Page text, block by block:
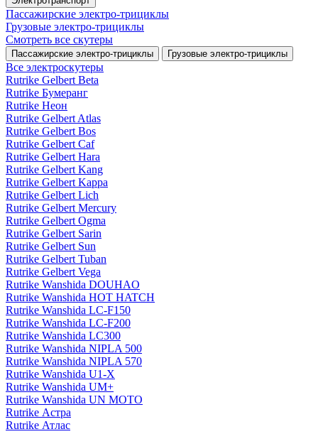
Пассажирские электро‑трициклы
Грузовые электро‑трициклы
Смотреть все скутеры
Пассажирские электро‑трициклы Грузовые электро‑трициклы
Все электро­скутеры
Rutrike Gelbert Beta
Rutrike Бумеранг
Rutrike Неон
Rutrike Gelbert Atlas
Rutrike Gelbert Bos
Rutrike Gelbert Caf
Rutrike Gelbert Hara
Rutrike Gelbert Kang
Rutrike Gelbert Kappa
Rutrike Gelbert Lich
Rutrike Gelbert Mercury
Rutrike Gelbert Ogma
Rutrike Gelbert Sarin
Rutrike Gelbert Sun
Rutrike Gelbert Tuban
Rutrike Gelbert Vega
Rutrike Wanshida DOUHAO
Rutrike Wanshida HOT HATCH
Rutrike Wanshida LC-F150
Rutrike Wanshida LC-F200
Rutrike Wanshida LC300
Rutrike Wanshida NIPLA 500
Rutrike Wanshida NIPLA 570
Rutrike Wanshida U1-X
Rutrike Wanshida UM+
Rutrike Wanshida UN MOTO
Rutrike Астра
Rutrike Атлас